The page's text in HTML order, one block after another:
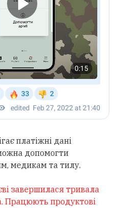
платіжні дані
допомогти
медикам та тилу.
завершилася тривала
Працюють продуктові